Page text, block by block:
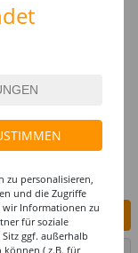
zu personalisieren,
und die Zugriffe
wir Informationen zu
für soziale
ggf. außerhalb
können ( z.B. für